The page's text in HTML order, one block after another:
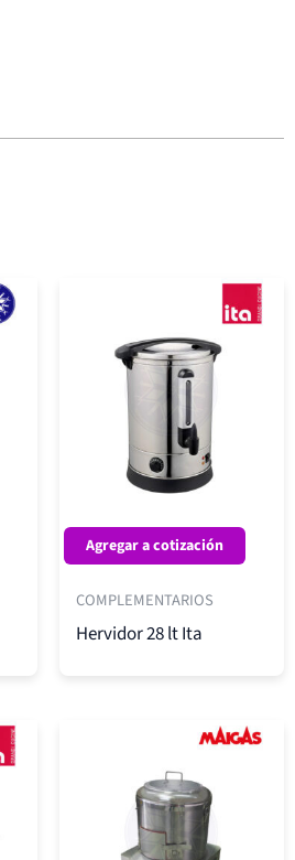
Agregar a cotización
COMPLEMENTARIOS
Hervidor 28 lt Ita